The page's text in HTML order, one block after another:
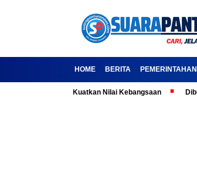
HOME BERITA PEMERINTAHAN
Ajak Media Kuatkan Nilai Kebangsaan